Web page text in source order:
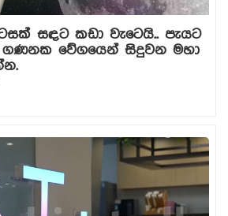
සඳට කඩා වැටෙයි.. පැයට
වේගයෙන් සිදුවන මහා